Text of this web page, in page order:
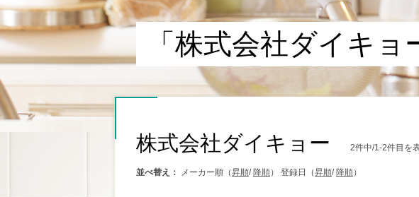
「株式会社ダイキ
株式会社ダイキョー 2件中/1-2件目を
並べ替え： メーカー順（昇順/ 降順） 登録日（昇順/ 降順）